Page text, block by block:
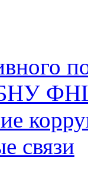
связи